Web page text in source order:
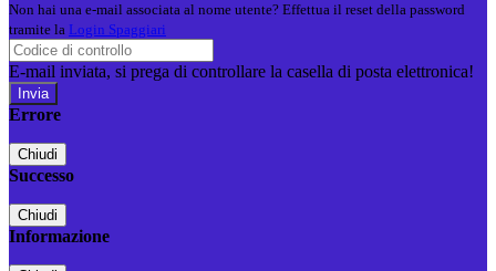
Non hai una e-mail associata al nome utente? Effettua il reset della password
tramite la Login Spaggiari
E-mail inviata, si prega di controllare la casella di posta elettronica!
Errore
Chiudi
Successo
Chiudi
Informazione